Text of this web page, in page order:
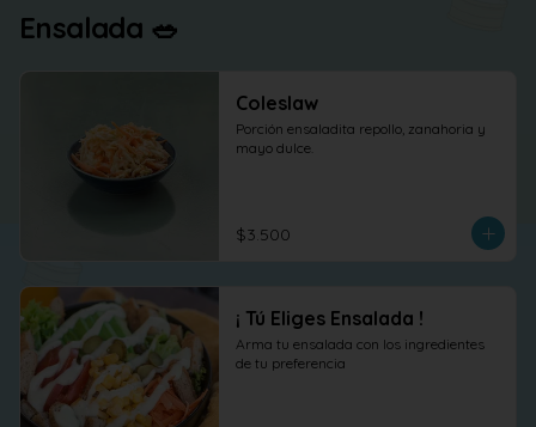
Ensalada 🥗
Coleslaw
Porción ensaladita repollo, zanahoria y
mayo dulce.
$3.500
¡ Tú Eliges Ensalada !
Arma tu ensalada con los ingredientes
de tu preferencia